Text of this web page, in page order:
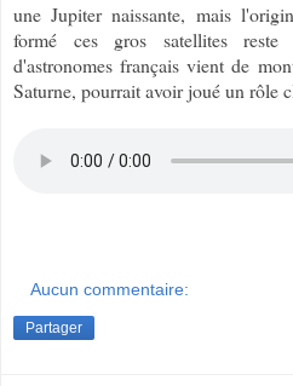
une Jupiter naissante, mais
formé ces gros satellites
d'astronomes français vient de
Saturne, pourrait avoir joué un rôle
Aucun commentaire:
Partager